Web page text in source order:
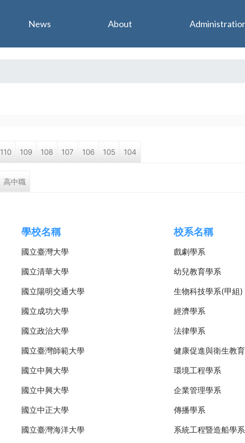
110 109 108 107 106 105 104
高中職
學校名稱 校系名稱
國立臺灣大學
戲劇學系
國立清華大學
幼兒教育學系
國立陽明交通大學
生物科技學系(甲組)
國立成功大學
經濟學系
國立政治大學
法律學系
國立臺灣師範大學
健康促進與衛生教
國立中興大學
環境工程學系
國立中興大學
企業管理學系
國立中正大學
傳播學系
國立臺灣海洋大學 系統工程暨造船學系
News About